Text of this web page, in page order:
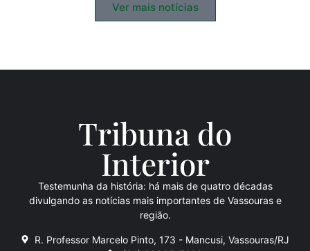
Ver mais notícias
Tribuna do
Interior
Testemunha da história: há mais de quatro décadas
divulgando as notícias mais importantes de Vassouras e
região.
R. Professor Marcelo Pinto, 173 - Mancusi, Vassouras/RJ